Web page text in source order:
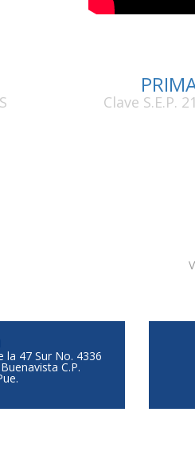
Clave S.E.P.
la 47 Sur No. 4336
C.P.